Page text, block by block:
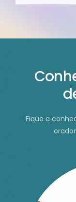
Conh
d
Fique a